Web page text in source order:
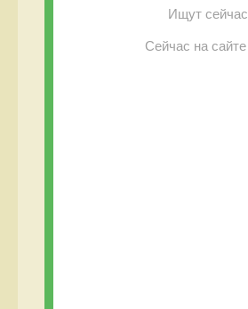
Ищут сейчас
Сейчас на сайте